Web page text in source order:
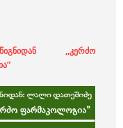
,,კერძო